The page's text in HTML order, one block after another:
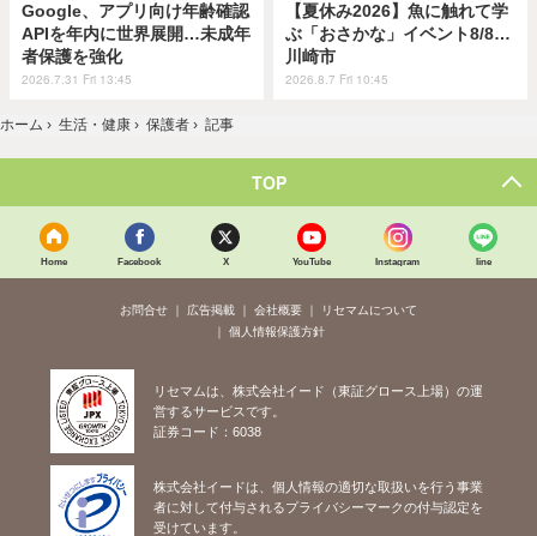
Google、アプリ向け年齢確認
APIを年内に世界展開…未成年
者保護を強化
2026.7.31 Fri 13:45
【夏休み2026】魚に触れて学
ぶ「おさかな」イベント8/8…
川崎市
2026.8.7 Fri 10:45
ホーム › 生活・健康 › 保護者 › 記事
TOP
Home Facebook X YouTube Instagram line
お問合せ 広告掲載 会社概要
リセマムについて
個人情報保護方針
リセマムは、株式会社イード（東証グロース上場）の運
営するサービスです。
証券コード：6038
株式会社イードは、個人情報の適切な取扱いを行う事業
者に対して付与されるプライバシーマークの付与認定を
受けています。